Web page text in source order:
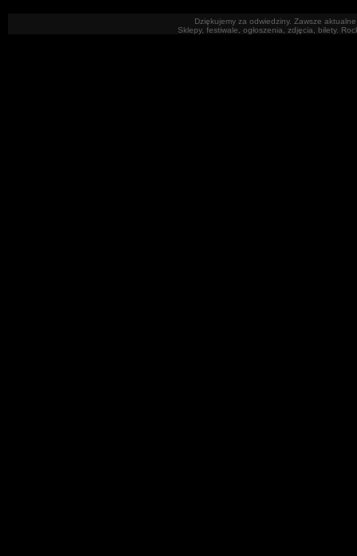
Dziękujemy za odwiedziny. Zawsze
Sklepy, festiwale, ogłoszenia, zdjęcia, bilety.